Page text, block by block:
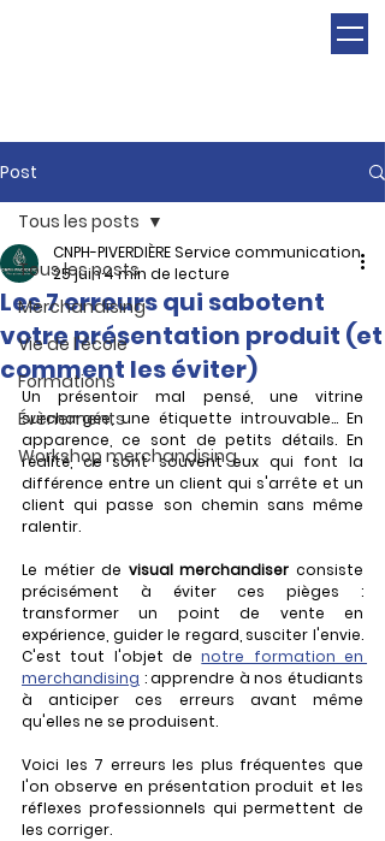
Post
Tous les posts
Merchandising
Vie de l'école
Formations
Évènements
Workshop merchandising
Tous les posts
Les 7 erreurs qui sabotent
votre présentation produit (et
comment les éviter)
CNPH-PIVERDIÈRE Service communication
25 juin4 min de lecture
Un présentoir mal pensé, une vitrine
surchargée, une étiquette introuvable... En
apparence, ce sont de petits détails. En
réalité, ce sont souvent eux qui font la
différence entre un client qui s'arrête et un
client qui passe son chemin sans même
ralentir.
Le métier de visual merchandiser consiste
précisément à éviter ces pièges :
transformer un point de vente en
expérience, guider le regard, susciter l'envie.
C'est tout l'objet de notre formation en
merchandising : apprendre à nos étudiants
à anticiper ces erreurs avant même
qu'elles ne se produisent.
Voici les 7 erreurs les plus fréquentes que
l'on observe en présentation produit et les
réflexes professionnels qui permettent de
les corriger.